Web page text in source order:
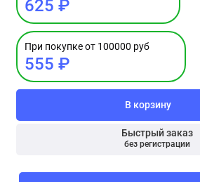
625 ₽
При покупке от 100000 руб
555 ₽
В корзину
Быстрый заказ
без регистрации